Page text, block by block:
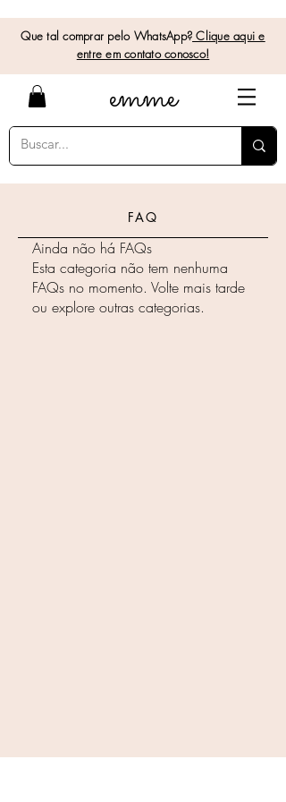
Que tal comprar pelo WhatsApp? Clique aqui e
entre em contato conosco!
emme
FAQ
Ainda não há FAQs
Esta categoria não tem nenhuma
FAQs no momento. Volte mais tarde
ou explore outras categorias.